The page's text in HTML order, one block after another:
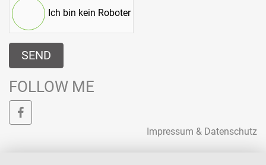
Ich bin kein Roboter
SEND
FOLLOW ME
Impressum & Datenschutz